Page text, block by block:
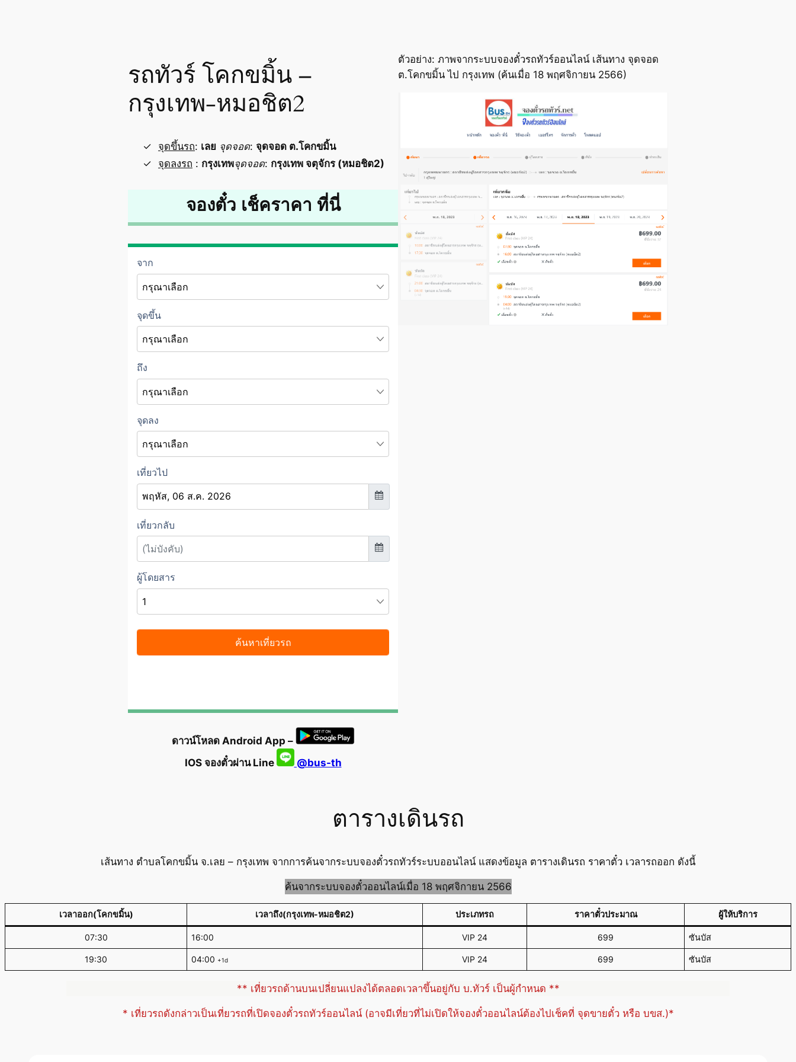
รถทัวร์ โคกขมิ้น –
กรุงเทพ-หมอชิต2
จุดขึ้นรถ: เลย จุดจอด: จุดจอด ต.โคกขมิ้น
จุดลงรถ : กรุงเทพจุดจอด: กรุงเทพ จตุจักร (หมอชิต2)
จองตั๋ว เช็คราคา ที่นี่
ดาวน์โหลด Android App –
IOS จองตั๋วผ่าน Line
@bus-th
ตัวอย่าง: ภาพจากระบบจองตั๋วรถทัวร์ออนไลน์ เส้นทาง จุดจอด
ต.โคกขมิ้น ไป กรุงเทพ (ค้นเมื่อ 18 พฤศจิกายน 2566)
ตารางเดินรถ
เส้นทาง ตำบลโคกขมิ้น จ.เลย – กรุงเทพ จากการค้นจากระบบจองตั๋วรถทัวร์ระบบออนไลน์ แสดงข้อมูล ตารางเดินรถ ราคาตั๋ว เวลารถออก ดังนี้
ค้นจากระบบจองตั๋วออนไลน์เมื่อ 18 พฤศจิกายน 2566
เวลาออก(โคกขมิ้น) เวลาถึง(กรุงเทพ-หมอชิต2) ประเภทรถ ราคาตั๋วประมาณ ผู้ให้บริการ
07:30 16:00 VIP 24 699 ซันบัส
19:30 04:00 +1d VIP 24 699 ซันบัส
** เที่ยวรถด้านบนเปลี่ยนแปลงได้ตลอดเวลาขึ้นอยู่กับ บ.ทัวร์ เป็นผู้กำหนด **
* เที่ยวรถดังกล่าวเป็นเที่ยวรถที่เปิดจองตั๋วรถทัวร์ออนไลน์ (อาจมีเที่ยวที่ไม่เปิดให้จองตั๋วออนไลน์ต้องไปเช็คที่ จุดขายตั๋ว หรือ บขส.)*